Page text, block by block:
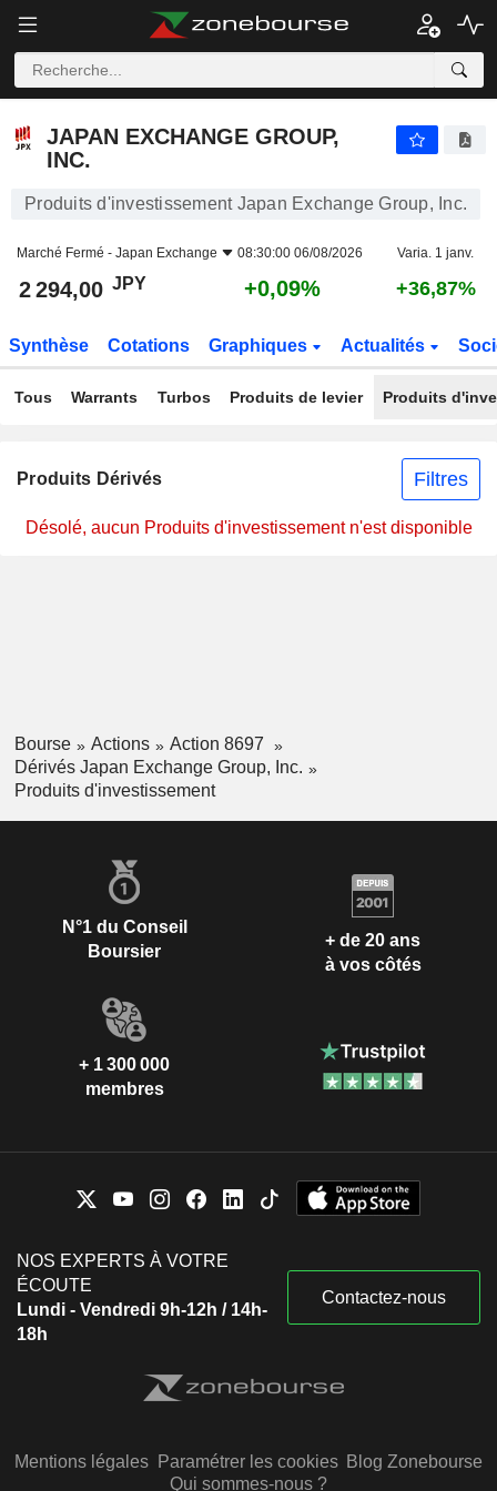
JAPAN EXCHANGE GROUP,
INC.
Produits d'investissement Japan Exchange Group, Inc.
Marché Fermé - Japan Exchange 08:30:00 06/08/2026 Varia. 1 janv.
2 294,00 JPY +0,09% +36,87%
Synthèse Cotations Graphiques Actualités
Tous Warrants Turbos Produits de levier Produits
Produits Dérivés Filtres
Désolé, aucun Produits d'investissement n'est disponible
Bourse Actions
Action 8697
Dérivés Japan Exchange Group, Inc.
Produits d'investissement
N°1 du Conseil
Boursier
+ de 20 ans
à vos côtés
+ 1 300 000
membres
NOS EXPERTS À VOTRE
ÉCOUTE
Lundi - Vendredi 9h-12h / 14h-
18h
Contactez-nous
Mentions légales Paramétrer les cookies Blog Zonebourse
Qui sommes-nous ?